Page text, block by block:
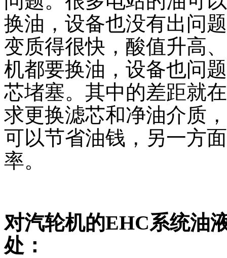
换油，设备也没有出问
变质得很快，酸值升高
机都要换油，设备也问
芯堵塞。其中的差距就
求更换滤芯和净油介质
可以节省油钱，另一方
率。
对汽轮机的EHC系统油
处：